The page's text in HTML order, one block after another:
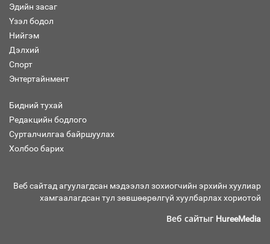
хүүхдүүдэд сургуулийн автобус
Эдийн засаг
Үзэл бодол
Нийгэм
Дэлхий
Спорт
Энтертайнмент
Бидний тухай
Редакцийн бодлого
Сурталчилгаа байршуулах
Холбоо барих
Веб сайтад агуулагдсан мэдээлэл зохиогчийн эрхийн хуулиар
хамгаалагдсан тул зөвшөөрөлгүй хуулбарлах хориотой
Веб сайтыг HureeMedia